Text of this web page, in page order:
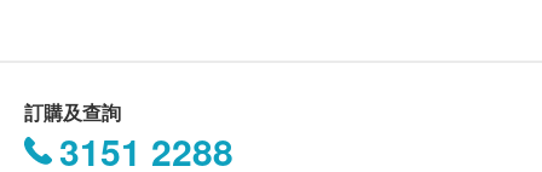
體症狀人士。
舒暢週期、調節情緒。
費。
我們將於確定訂單後2-4個工作天內安排發貨。
訂購及查詢
3151 2288